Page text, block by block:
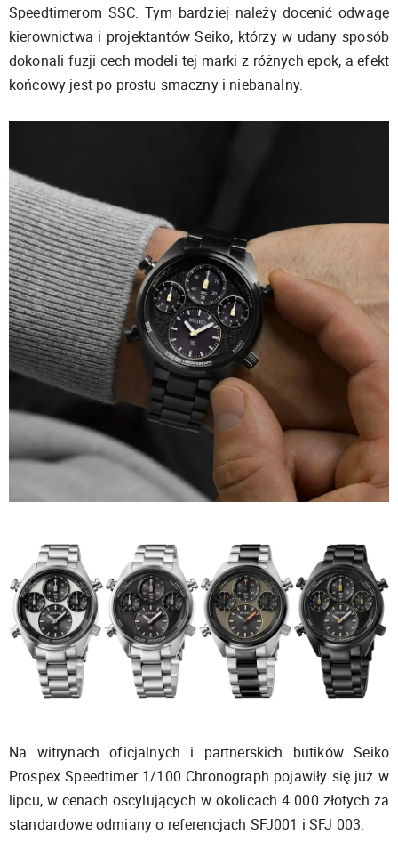
Speedtimerom SSC. Tym bardziej należy docenić odwagę
kierownictwa i projektantów Seiko, którzy w udany sposób
dokonali fuzji cech modeli tej marki z różnych epok, a efekt
końcowy jest po prostu smaczny i niebanalny.
Na witrynach oficjalnych i partnerskich butików Seiko
Prospex Speedtimer 1/100 Chronograph pojawiły się już w
lipcu, w cenach oscylujących w okolicach 4 000 złotych za
standardowe odmiany o referencjach SFJ001 i SFJ 003.